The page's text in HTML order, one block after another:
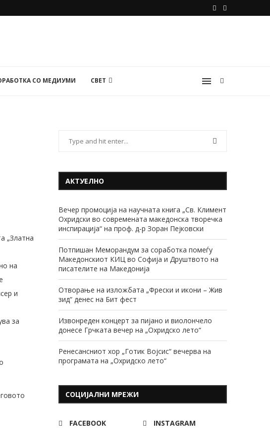
СО МЕДИУМИ СВЕТ
„Златна
на
и
за
АКТУЕЛНО
Вечер промоција на научната книга „Св. Климент
Охридски во современата македонска творечка
инспирација“ на проф. д-р Зоран Пејковски
Потпишан Меморандум за соработка помеѓу
Македонскиот КИЦ во Софија и Друштвото на
писателите на Македонија
Отворање на изложбата „Фрески и икони – Жив
зид“ денес на Бит фест
Извонреден концерт за пијано и виолончело
донесе Грчката вечер на „Охридско лето“
Ренесансниот хор „Готик Војсис“ вечерва на
програмата на „Охридско лето“
СОЦИЈАЛНИ МРЕЖИ
FACEBOOK INSTAGRAM